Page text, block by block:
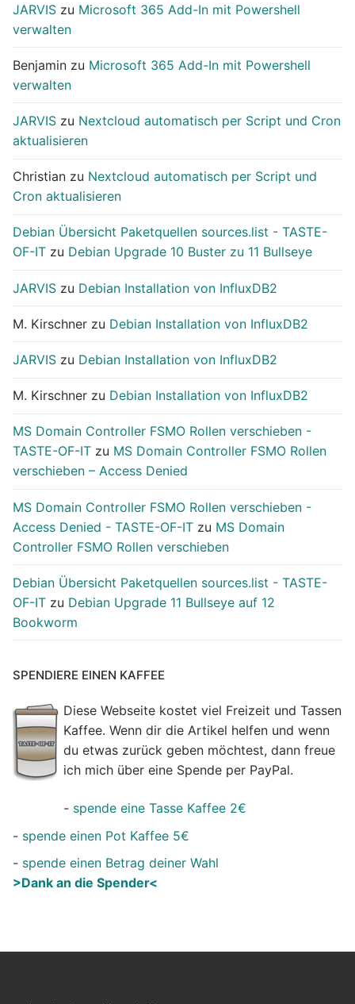
JARVIS zu Microsoft 365 Add-In mit Powershell
verwalten
Benjamin zu Microsoft 365 Add-In mit Powershell
verwalten
JARVIS zu Nextcloud automatisch per Script und Cron
aktualisieren
Christian zu Nextcloud automatisch per Script und
Cron aktualisieren
Debian Übersicht Paketquellen sources.list - TASTE-
OF-IT zu Debian Upgrade 10 Buster zu 11 Bullseye
JARVIS zu Debian Installation von InfluxDB2
M. Kirschner zu Debian Installation von InfluxDB2
JARVIS zu Debian Installation von InfluxDB2
M. Kirschner zu Debian Installation von InfluxDB2
MS Domain Controller FSMO Rollen verschieben -
TASTE-OF-IT zu MS Domain Controller FSMO Rollen
verschieben – Access Denied
MS Domain Controller FSMO Rollen verschieben -
Access Denied - TASTE-OF-IT zu MS Domain
Controller FSMO Rollen verschieben
Debian Übersicht Paketquellen sources.list - TASTE-
OF-IT zu Debian Upgrade 11 Bullseye auf 12
Bookworm
SPENDIERE EINEN KAFFEE
Diese Webseite kostet viel Freizeit und Tassen
Kaffee. Wenn dir die Artikel helfen und wenn
du etwas zurück geben möchtest, dann freue
ich mich über eine Spende per PayPal.
- spende eine Tasse Kaffee 2€
- spende einen Pot Kaffee 5€
- spende einen Betrag deiner Wahl
>Dank an die Spender<